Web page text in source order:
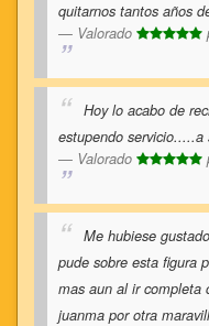
quitarnos tantos años
Valorado
Hoy lo acabo de
estupendo servicio.....a
Valorado
Me hubiese
pude sobre esta figura
mas aun al ir completa
juanma por otra